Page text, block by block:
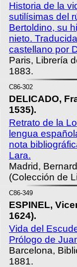
Historia de la
sutilísimas del
Bertoldino, su
nieto.
castellano por
Paris, Librería
1883.
C86-302
DELICADO,
1535).
Retrato de la
lengua
nota
Lara.
Madrid,
(Colección de
C86-349
ESPINEL,
1624).
Vida del
Prólogo de
Barcelona,
1881.